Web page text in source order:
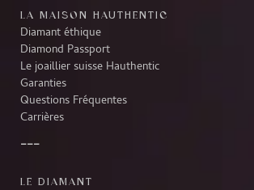
LA MAISON HAUTHENTIC
Diamant éthique
Diamond Passport
Le joaillier suisse Hauthentic
Garanties
Questions Fréquentes
Carrières
LE DIAMANT